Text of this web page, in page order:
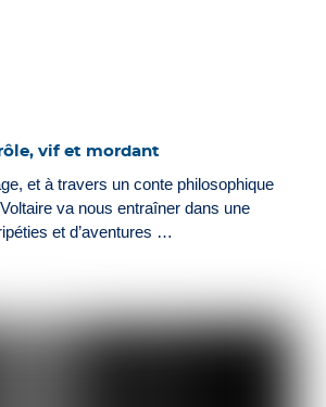
vif et mordant
et à travers un conte philosophique
va nous entraîner dans une
et d’aventures …